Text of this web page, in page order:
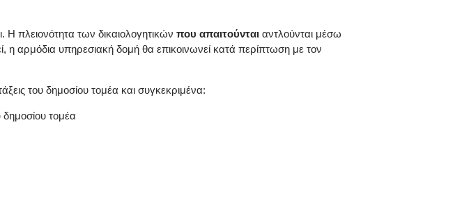
Η πλειονότητα των δικαιολογητικών που απαιτούνται αντλούνται μέσω
η αρμόδια υπηρεσιακή δομή θα επικοινωνεί κατά περίπτωση με τον
του δημοσίου τομέα και συγκεκριμένα:
τομέα